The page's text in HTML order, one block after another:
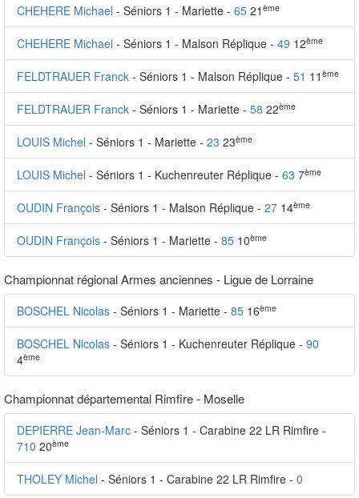
CHEHERE Michael - Séniors 1 - Mariette - 65 21 ème
CHEHERE Michael - Séniors 1 - Malson Réplique - 49 12ème
FELDTRAUER Franck - Séniors 1 - Malson Réplique - 51 11 ème
FELDTRAUER Franck - Séniors 1 - Mariette - 58 22ème
LOUIS Michel - Séniors 1 - Mariette - 23 23ème
LOUIS Michel - Séniors 1 - Kuchenreuter Réplique - 63 7ème
OUDIN François - Séniors 1 - Malson Réplique - 27 14ème
OUDIN François - Séniors 1 - Mariette - 85 10ème
Championnat régional Armes anciennes - Ligue de Lorraine
BOSCHEL Nicolas - Séniors 1 - Mariette - 85 16ème
BOSCHEL Nicolas - Séniors 1 - Kuchenreuter Réplique - 90
4ème
Championnat départemental Rimfire - Moselle
DEPIERRE Jean-Marc - Séniors 1 - Carabine 22 LR Rimfire -
710 20ème
THOLEY Michel - Séniors 1 - Carabine 22 LR Rimfire - 0